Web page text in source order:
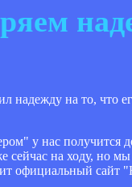
надежду на то, что
у нас получится
сейчас на ходу, но
официальный сайт